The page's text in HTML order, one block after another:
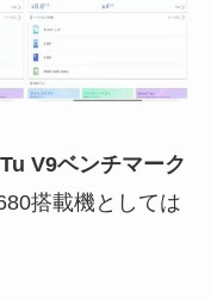
V9ベンチマーク
搭載機としては